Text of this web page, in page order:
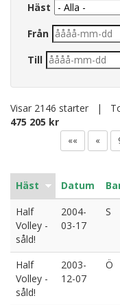
Häst
Från
Till
Visar 2146 starter |
475 205 kr
«« «
Häst Datum
Half
Volley -
såld!
2004-
03-17
S
Half
Volley -
såld!
2003-
12-07
Ö